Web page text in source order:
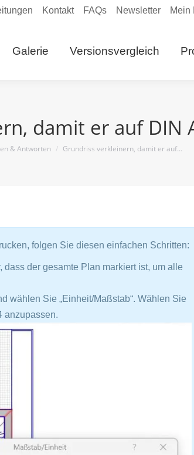
Kontakt FAQs Newsletter Mein
Galerie Versionsvergleich
damit er auf DIN
sich hier:
& Antworten Grundriss verkleinern, damit er auf…
folgen Sie diesen einfachen Schritten:
dass der gesamte Plan markiert ist, um alle
wählen Sie „Einheit/Maßstab“. Wählen Sie
anzupassen.